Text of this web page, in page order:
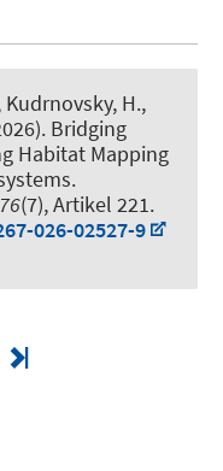
Kudrnovsky, H.,
Bridging
Habitat Mapping
.
76(7), Artikel 221.
026-02527-9